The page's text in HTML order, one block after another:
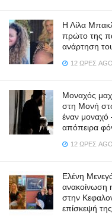
Η Λίλα
πρώτο της
ανάρτηση
12 ΏΡΕΣ AGO
Μοναχός
στη Μονή
έναν μοναχό
απόπειρα
12 ΏΡΕΣ AGO
Ελένη
ανακοίνωση
στην
επίσκεψή